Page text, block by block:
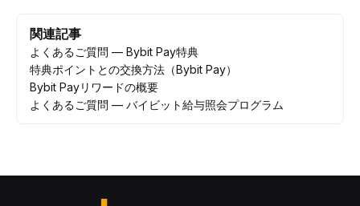
関連記事
よくあるご質問 — Bybit Pay特典
特典ポイントとの交換方法（Bybit Pay）
Bybit Payリワードの概要
よくあるご質問 — バイビット給与照会プログラム